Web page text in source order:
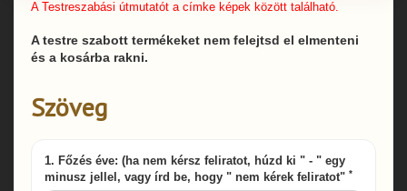
A Testreszabási útmutatót a címke képek között található.
A testre szabott termékeket nem felejtsd el elmenteni
és a kosárba rakni.
Szöveg
1. Főzés éve: (ha nem kérsz feliratot, húzd ki " - " egy
minusz jellel, vagy írd be, hogy " nem kérek feliratot" *